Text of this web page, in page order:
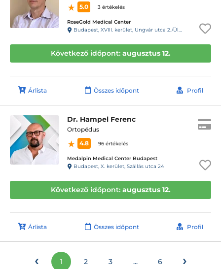
5.0
3 értékelés
RoseGold Medical Center
Budapest, XVIII. kerület, Ungvár utca 2./Üllői út 650.
Következő időpont: augusztus 12.
Árlista Összes időpont Profil
Dr. Hampel Ferenc
Ortopédus
4.8
96 értékelés
Medalpin Medical Center Budapest
Budapest, X. kerület, Szállás utca 24
Következő időpont: augusztus 12.
Árlista Összes időpont Profil
‹ 1 2 3 ... 6 ›